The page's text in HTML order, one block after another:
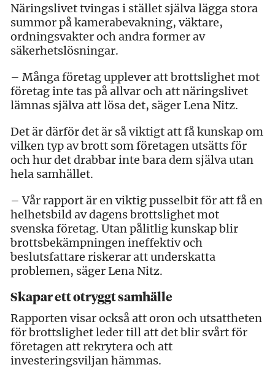
Näringslivet tvingas i stället själva lägga stora
summor på kamerabevakning, väktare,
ordningsvakter och andra former av
säkerhetslösningar.
– Många företag upplever att brottslighet mot
företag inte tas på allvar och att näringslivet
lämnas själva att lösa det, säger Lena Nitz.
Det är därför det är så viktigt att få kunskap om
vilken typ av brott som företagen utsätts för
och hur det drabbar inte bara dem själva utan
hela samhället.
– Vår rapport är en viktig pusselbit för att få en
helhetsbild av dagens brottslighet mot
svenska företag. Utan pålitlig kunskap blir
brottsbekämpningen ineffektiv och
beslutsfattare riskerar att underskatta
problemen, säger Lena Nitz.
Skapar ett otryggt samhälle
Rapporten visar också att oron och utsattheten
för brottslighet leder till att det blir svårt för
företagen att rekrytera och att
investeringsviljan hämmas.